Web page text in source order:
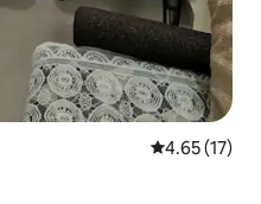
Calificación
4.65 (17)